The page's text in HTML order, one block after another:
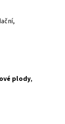
plody,